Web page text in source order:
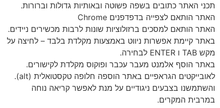
תכני האתר כתובים בשפה פשוטה ובאותיות גדולות וברורות.
האתר הותאם לצפייה בדפדפנים Chrome
האתר הותאם למסכים ברזולוציות שונות לרבות מכשירים ניידים.
באתר קיימת אפשרות ניווט באמצעות מקלדת בלבד – לחיצה על
מקש TAB ו ENTER לבחירה.
באתר הוסף אלמנט מעבר עכבר ופוקוס מקלדת לקישורים.
לאובייקטים הגראפיים באתר הוספה חלופה טקסטואלית (alt).
והשתמשנו בצבעים ניגודיים על מנת לאפשר קריאה נוחה
במרבית המקרים.